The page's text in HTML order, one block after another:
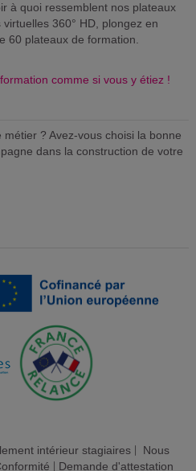
à quoi ressemblent nos plateaux
360° HD, plongez en
60 plateaux de formation.
comme si vous y étiez !
? Avez-vous choisi la bonne
dans la construction de votre
intérieur stagiaires| Nous
Demande d'attestation